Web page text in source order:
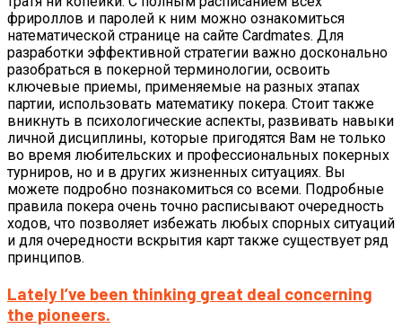
фрироллов и паролей к ним можно ознакомиться
натематической странице на сайте Cardmates. Для
разработки эффективной стратегии важно досконально
разобраться в покерной терминологии, освоить
ключевые приемы, применяемые на разных этапах
партии, использовать математику покера. Стоит также
вникнуть в психологические аспекты, развивать навыки
личной дисциплины, которые пригодятся Вам не только
во время любительских и профессиональных покерных
турниров, но и в других жизненных ситуациях. Вы
можете подробно познакомиться со всеми. Подробные
правила покера очень точно расписывают очередность
ходов, что позволяет избежать любых спорных ситуаций
и для очередности вскрытия карт также существует ряд
принципов.
Lately I’ve been thinking great deal concerning
the pioneers.